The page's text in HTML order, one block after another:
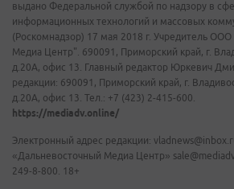
выдано Федеральной службой по надзору в
информационных технологий и массовых
(Роскомнадзор) 17 мая 2018 г. Учредитель
Медиа Центр". 690091, Приморский край, г.
д.20А, офис 13. Главный редактор Юркевич
редакции: 690091, Приморский край, г.
д.20А, офис 13. Тел.: +7 (423) 2-415-600.
https://mediadv.online/
Электронный адрес редакции:
«Дальневосточный Медиа Центр»
249-8-800. 18+